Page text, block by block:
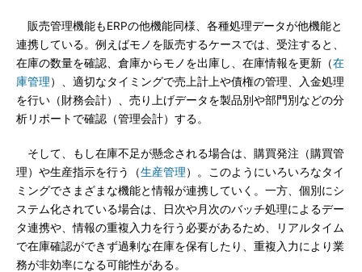
販売管理機能もERPの他機能同様、各種処理データが他機能と
連携している。例えばモノを販売するケースでは、受注すると、
在庫の数量を確認、倉庫からモノを出庫し、在庫情報を更新（在
庫管理）、適切なタイミングで売上計上や債権の管理、入金処理
を行い（財務会計）、売り上げデータを製品別や部門別などの分
析リポートで確認（管理会計）する。
そして、もし在庫不足が懸念される場合は、購買発注（購買管
理）や生産指示を行う（生産管理）。このようにいろいろなタイ
ミングでさまざまな機能と情報が連携していく。一方、個別にシ
ステム化されている場合は、日次や月次のバッチ処理によるデー
タ連携や、情報の重複入力を行う必要があるため、リアルタイム
で在庫確認ができず過剰な在庫を保有したり、重複入力により業
務が非効率になる可能性がある。